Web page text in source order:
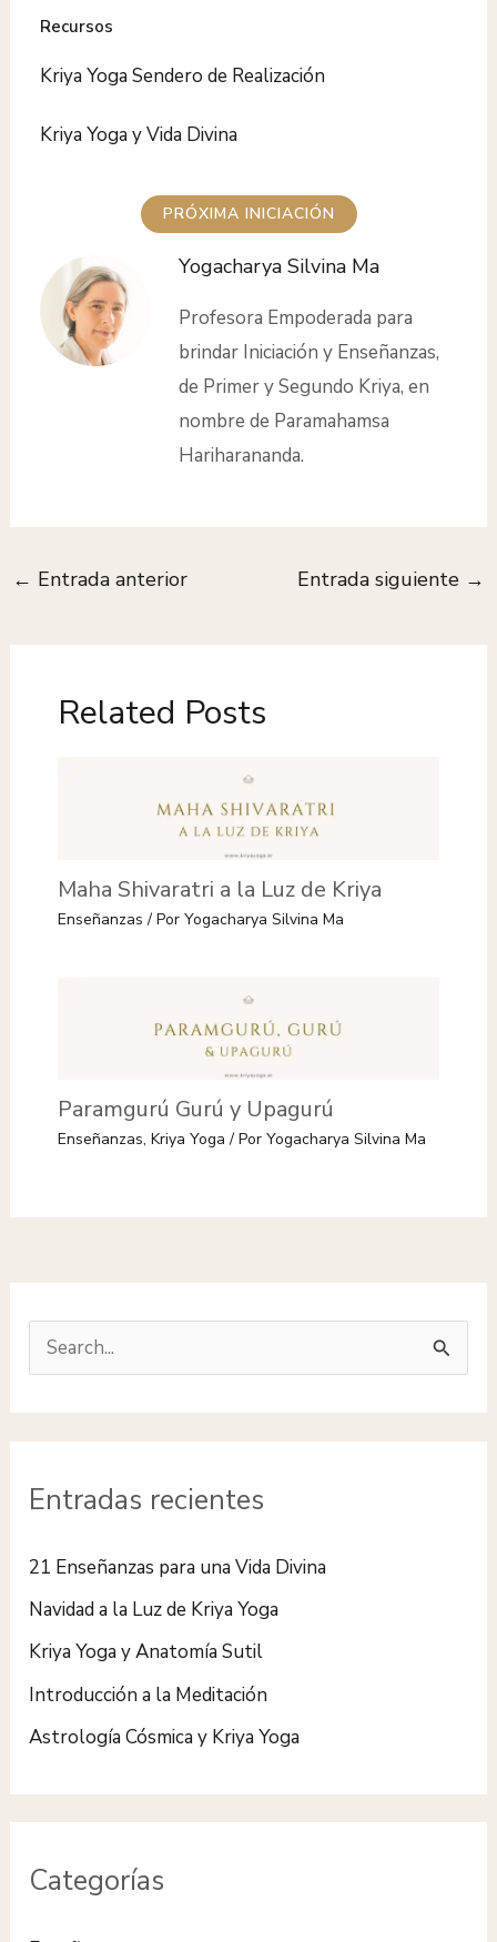
Recursos
Kriya Yoga Sendero de Realización
Kriya Yoga y Vida Divina
PRÓXIMA INICIACIÓN
Yogacharya Silvina Ma
Profesora Empoderada para
brindar Iniciación y Enseñanzas,
de Primer y Segundo Kriya, en
nombre de Paramahamsa
Hariharananda.
← Entrada anterior Entrada siguiente →
Related Posts
Maha Shivaratri a la Luz de Kriya
Enseñanzas / Por Yogacharya Silvina Ma
Paramgurú Gurú y Upagurú
Enseñanzas, Kriya Yoga / Por Yogacharya Silvina Ma
a
p
o
r
:
Entradas recientes
21 Enseñanzas para una Vida Divina
Navidad a la Luz de Kriya Yoga
Kriya Yoga y Anatomía Sutil
Introducción a la Meditación
Astrología Cósmica y Kriya Yoga
Categorías